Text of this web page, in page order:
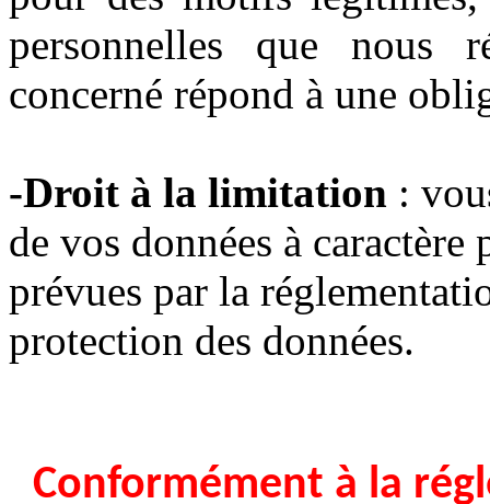
personnelles que nous
concerné répond à une
-Droit à la limitation :
de vos données à
prévues par la
protection des données.
Conformément à la